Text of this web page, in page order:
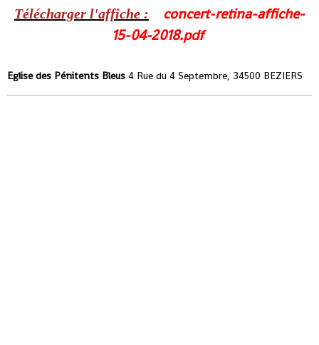
Télécharger l'affiche :
concert-retina-affiche-
15-04-2018.pdf
Eglise des Pénitents Bleus 4 Rue du 4 Septembre, 34500 BEZIERS